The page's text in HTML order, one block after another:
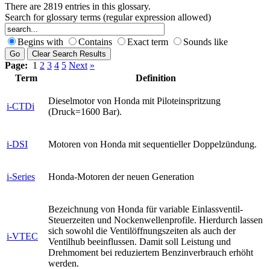
There are 2819 entries in this glossary.
Search for glossary terms (regular expression allowed)
Begins with Contains Exact term Sounds like
Page: 1 2 3 4 5 Next »
Term
Definition
i-CTDi
Dieselmotor von Honda mit Piloteinspritzung
(Druck=1600 Bar).
i-DSI Motoren von Honda mit sequentieller Doppelzündung.
i-Series Honda-Motoren der neuen Generation
i-VTEC
Bezeichnung von Honda für variable Einlassventil-
Steuerzeiten und Nockenwellenprofile. Hierdurch lassen
sich sowohl die Ventilöffnungszeiten als auch der
Ventilhub beeinflussen. Damit soll Leistung und
Drehmoment bei reduziertem Benzinverbrauch erhöht
werden.